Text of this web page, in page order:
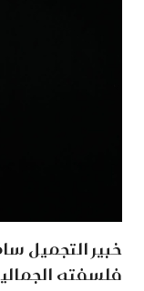
خبير التجميل
فلسفته